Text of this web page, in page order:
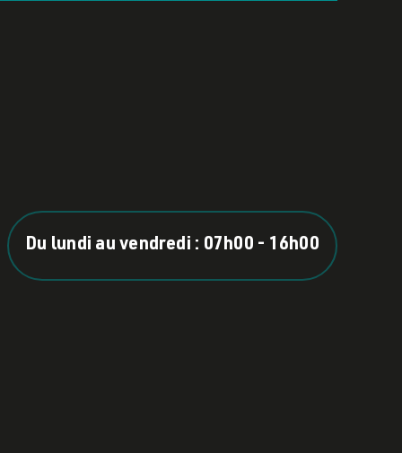
Du lundi au vendredi : 07h00 - 16h00